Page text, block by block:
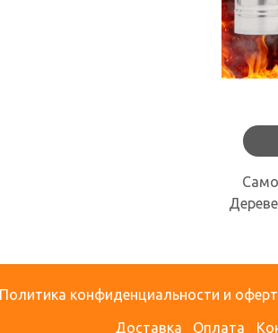
Политика конфиденциальности и
Доставка Оплата